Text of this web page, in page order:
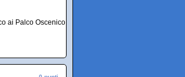
ai Palco Oscenico